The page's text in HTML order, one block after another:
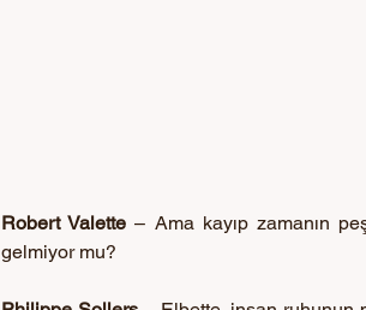
Robert Valette – Ama kayıp zamanın
gelmiyor mu?